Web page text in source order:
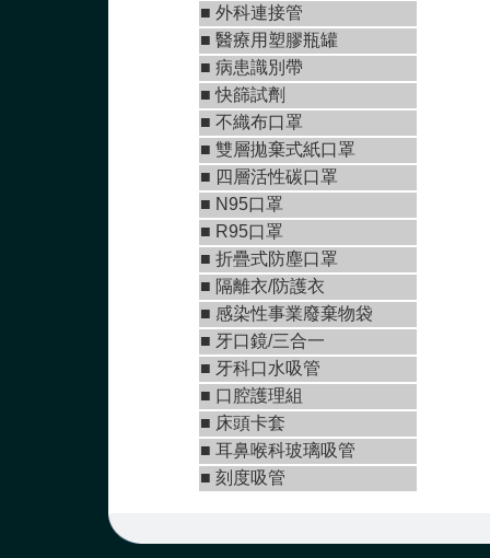
■ 外科連接管
■ 醫療用塑膠瓶罐
■ 病患識別帶
■ 快篩試劑
■ 不織布口罩
■ 雙層拋棄式紙口罩
■ 四層活性碳口罩
■ N95口罩
■ R95口罩
■ 折疊式防塵口罩
■ 隔離衣/防護衣
■ 感染性事業廢棄物袋
■ 牙口鏡/三合一
■ 牙科口水吸管
■ 口腔護理組
■ 床頭卡套
■ 耳鼻喉科玻璃吸管
■ 刻度吸管